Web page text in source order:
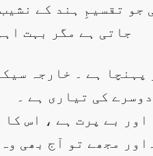
جو تقسیمِ ہند کے
جاتی ہے مگر بہت
ہے ۔ خارجہ
کی تیاری ہے ۔
بے پرت ہے ، اس
مجھے تو آج بھی